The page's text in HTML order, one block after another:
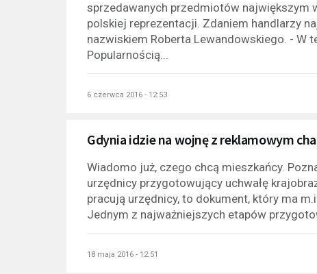
sprzedawanych przedmiotów największym
polskiej reprezentacji. Zdaniem handlarzy
nazwiskiem Roberta Lewandowskiego. - W
Popularnością...
6 czerwca 2016 - 12:53
Gdynia idzie na wojnę z reklamowym
Wiadomo już, czego chcą mieszkańcy.
urzędnicy przygotowujący uchwałę
pracują urzędnicy, to dokument, który ma
Jednym z najważniejszych etapów
18 maja 2016 - 12:51